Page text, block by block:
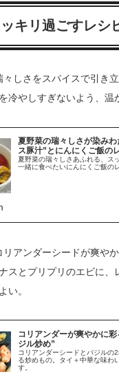
キリ過ごすレシ
々しさをスパイスで引き
冷やしすぎないよう、温
夏野菜の瑞々しさが染み
ス豚汁”とにんにくご飯の
夏野菜の瑞々しさあふれる、ス
一緒に食べたいにんにくご飯の
リアンダーシードが爽や
スとプリプリのエビに、
い。
コリアンダーが爽やかに
ジル炒め”
コリアンダーシードとバジルの
る炒めもの。タイ＋中華な味わ
す。